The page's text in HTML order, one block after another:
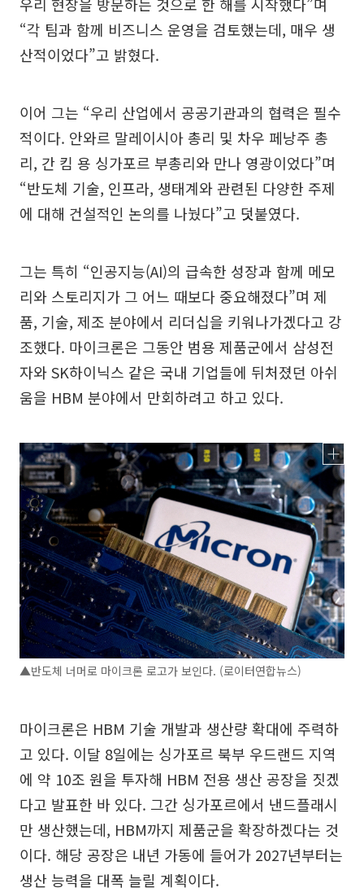
“각 팀과 함께 비즈니스 운영을 검토했는데, 매우 생
산적이었다”고 밝혔다.
이어 그는 “우리 산업에서 공공기관과의 협력은 필수
적이다. 안와르 말레이시아 총리 및 차우 페낭주 총
리, 간 킴 용 싱가포르 부총리와 만나 영광이었다”며
“반도체 기술, 인프라, 생태계와 관련된 다양한 주제
에 대해 건설적인 논의를 나눴다”고 덧붙였다.
그는 특히 “인공지능(AI)의 급속한 성장과 함께 메모
리와 스토리지가 그 어느 때보다 중요해졌다”며 제
품, 기술, 제조 분야에서 리더십을 키워나가겠다고 강
조했다. 마이크론은 그동안 범용 제품군에서 삼성전
자와 SK하이닉스 같은 국내 기업들에 뒤처졌던 아쉬
움을 HBM 분야에서 만회하려고 하고 있다.
▲반도체 너머로 마이크론 로고가 보인다. (로이터연합뉴스)
마이크론은 HBM 기술 개발과 생산량 확대에 주력하
고 있다. 이달 8일에는 싱가포르 북부 우드랜드 지역
에 약 10조 원을 투자해 HBM 전용 생산 공장을 짓겠
다고 발표한 바 있다. 그간 싱가포르에서 낸드플래시
만 생산했는데, HBM까지 제품군을 확장하겠다는 것
이다. 해당 공장은 내년 가동에 들어가 2027년부터는
생산 능력을 대폭 늘릴 계획이다.